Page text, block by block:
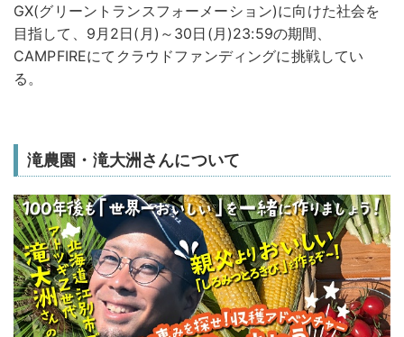
GX(グリーントランスフォーメーション)に向けた社会を
目指して、9月2日(月)～30日(月)23:59の期間、
CAMPFIREにてクラウドファンディングに挑戦してい
る。
滝農園・滝大洲さんについて